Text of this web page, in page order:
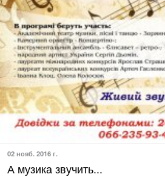
02 нояб. 2016 г.
А музика звучить...